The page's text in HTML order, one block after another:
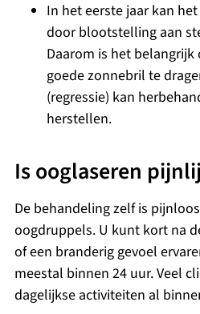
In het eerste jaar kan
door blootstelling aan
Daarom is het
goede zonnebril te
(regressie) kan
herstellen.
Is ooglaseren
De behandeling zelf is
oogdruppels. U kunt kort na
of een branderig gevoel
meestal binnen 24 uur. Veel
dagelijkse activiteiten al